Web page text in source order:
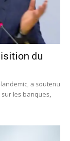
du
a soutenu
les banques,